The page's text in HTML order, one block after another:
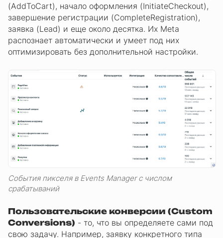
(AddToCart), начало оформления (InitiateCheckout),
завершение регистрации (CompleteRegistration),
заявка (Lead) и еще около десятка. Их Meta
распознает автоматически и умеет под них
оптимизировать без дополнительной настройки.
События пикселя в Events Manager с числом
срабатываний
Пользовательские конверсии (Custom
Conversions) - то, что вы определяете сами под
свою задачу. Например, заявку конкретного типа